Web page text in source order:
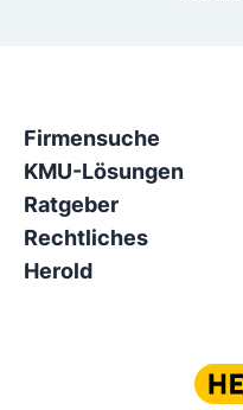
Firmensuche
KMU-Lösungen
Ratgeber
Rechtliches
Herold